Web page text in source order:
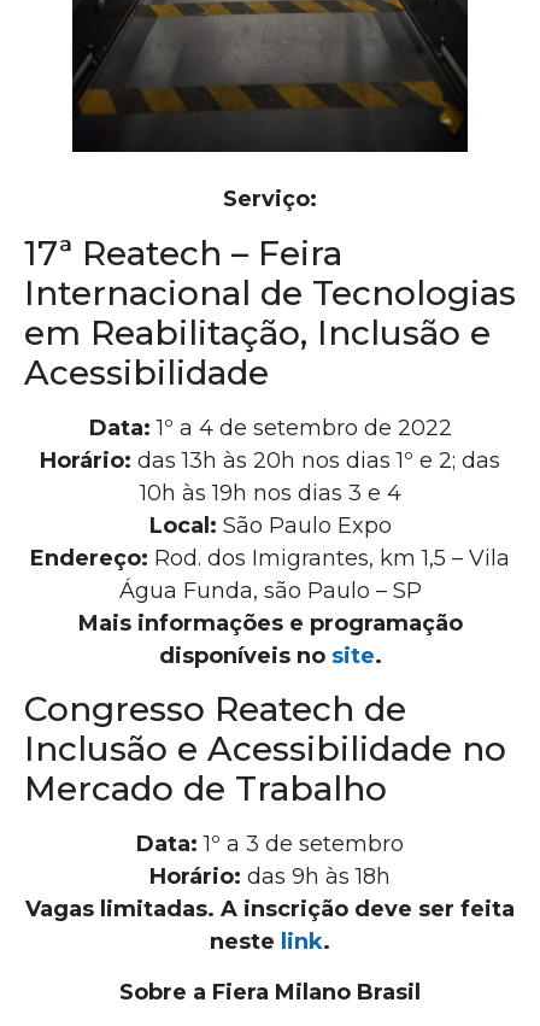
Serviço:
17ª Reatech – Feira
Internacional de Tecnologias
em Reabilitação, Inclusão e
Acessibilidade
Data:1º a 4 de setembro de 2022
Horário: das 13h às 20h nos dias 1º e 2; das
10h às 19h nos dias 3 e 4
Local: São Paulo Expo
Endereço: Rod. dos Imigrantes, km 1,5 – Vila
Água Funda, são Paulo – SP
Mais informações e programação
disponíveis no site.
Congresso Reatech de
Inclusão e Acessibilidade no
Mercado de Trabalho
Data: 1º a 3 de setembro
Horário: das 9h às 18h
Vagas limitadas. A inscrição deve ser feita
neste link.
Sobre a Fiera Milano Brasil